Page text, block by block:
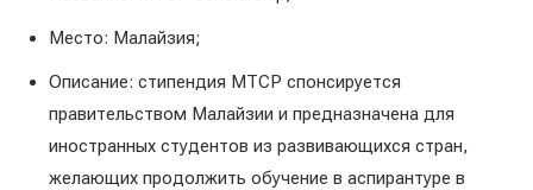
Место: Малайзия;
Описание: стипендия MTCP спонсируется
правительством Малайзии и предназначена для
иностранных студентов из развивающихся стран,
желающих продолжить обучение в аспирантуре в